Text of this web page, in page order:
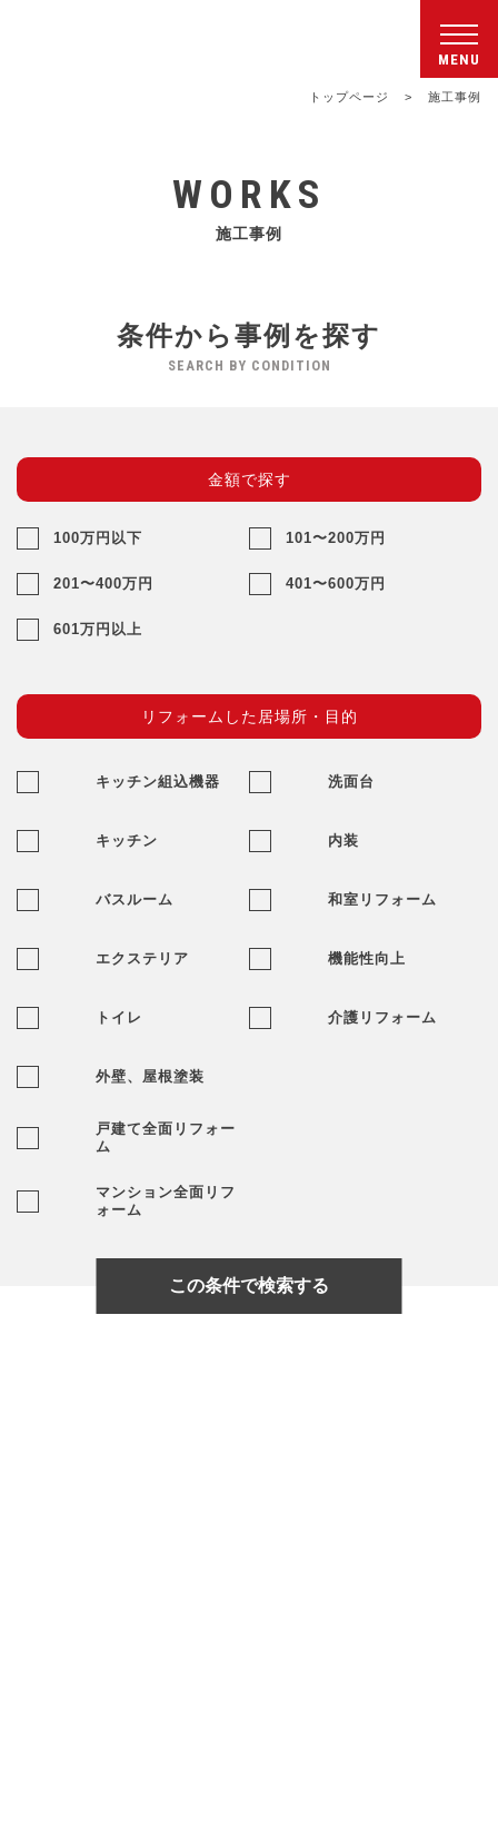
トップページ > 施工事例
WORKS
施工事例
条件から事例を探す
SEARCH BY CONDITION
金額で探す
100万円以下 101〜200万円
201〜400万円 401〜600万円
601万円以上
リフォームした居場所・目的
キッチン組込機器
キッチン
バスルーム
エクステリア
洗面台
内装
和室リフォーム
機能性向上
トイレ
外壁、屋根塗装
戸建て全面リフォー
ム
マンション全面リフ
ォーム
介護リフォーム